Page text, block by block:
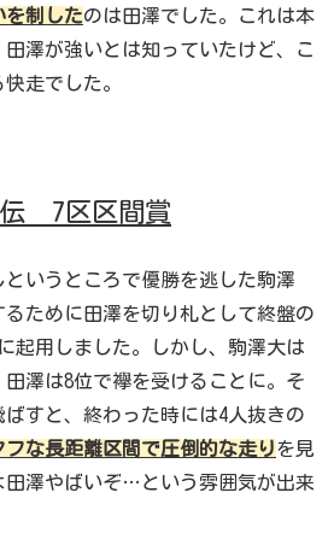
を制したのは田澤でした。これは本
澤が強いとは知っていたけど、こ
走でした。
7区区間賞
いうところで優勝を逃した駒澤
ために田澤を切り札として終盤の
起用しました。しかし、駒澤大は
澤は8位で襷を受けることに。そ
すと、終わった時には4人抜きの
フな長距離区間で圧倒的な走りを見
田澤やばいぞ…という雰囲気が出来